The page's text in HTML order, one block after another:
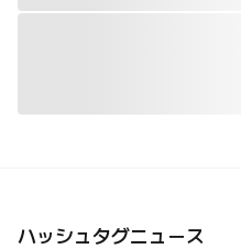
ハッシュタグニュース